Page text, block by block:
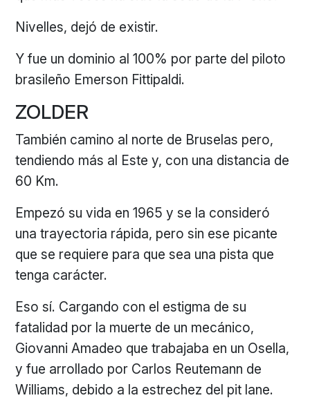
Nivelles, dejó de existir.
Y fue un dominio al 100% por parte del piloto
brasileño Emerson Fittipaldi.
ZOLDER
También camino al norte de Bruselas pero,
tendiendo más al Este y, con una distancia de
60 Km.
Empezó su vida en 1965 y se la consideró
una trayectoria rápida, pero sin ese picante
que se requiere para que sea una pista que
tenga carácter.
Eso sí. Cargando con el estigma de su
fatalidad por la muerte de un mecánico,
Giovanni Amadeo que trabajaba en un Osella,
y fue arrollado por Carlos Reutemann de
Williams, debido a la estrechez del pit lane.